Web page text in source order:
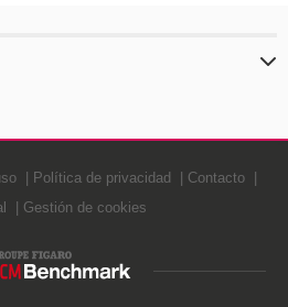
Política de privacidad
Contacto
Gestión de cookies